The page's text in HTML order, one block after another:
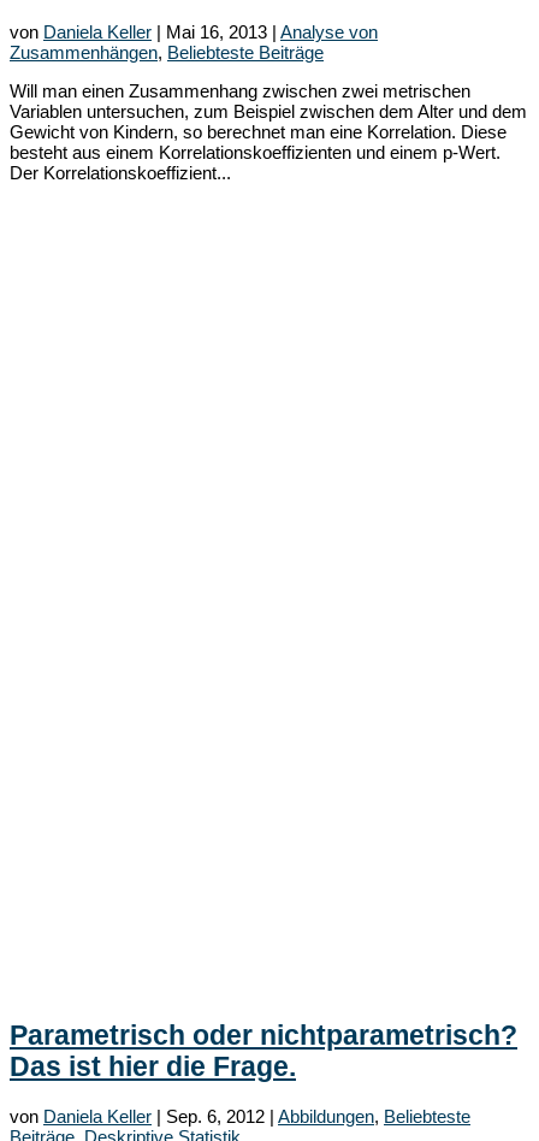
von Daniela Keller | Mai 16, 2013 | Analyse von
Zusammenhängen, Beliebteste Beiträge
Will man einen Zusammenhang zwischen zwei metrischen
Variablen untersuchen, zum Beispiel zwischen dem Alter und dem
Gewicht von Kindern, so berechnet man eine Korrelation. Diese
besteht aus einem Korrelationskoeffizienten und einem p-Wert.
Der Korrelationskoeffizient...
Parametrisch oder nichtparametrisch?
Das ist hier die Frage.
von Daniela Keller | Sep. 6, 2012 | Abbildungen, Beliebteste
Beiträge Deskriptive Statistik